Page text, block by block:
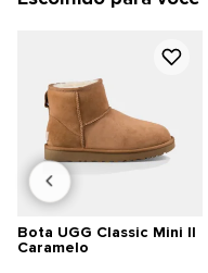
Bota UGG Classic Mini II
Caramelo